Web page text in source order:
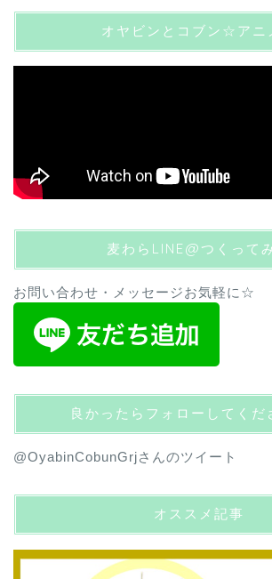
オヤビンとコブン☆アニ
麦わらLINE@つくって
お問い合わせ・メッセージお気軽に☆
良かったらフォローしてく
@OyabinCobunGrjさんのツイート
オススメ記事